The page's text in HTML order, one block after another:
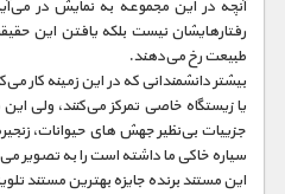
آنچه در این مجموعه به نمایش در‌
رفتارهایشان نیست بلکه یافتن این
طبیعت رخ می‌دهند.
بیشتر دانشمندانی که در این زمینه کار
یا زیستگاه
جزییات
سیاره خاکی ما داشته است را به تصویر
این مستند برنده‌ جایزه بهترین مستند